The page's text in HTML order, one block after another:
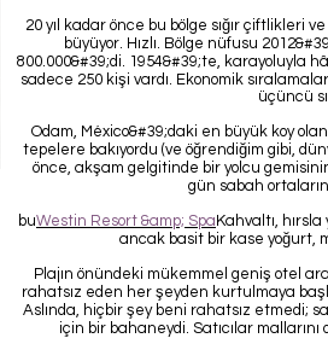
20 yıl kadar önce bu bölge sığır çiftlikleri
büyüyor. Hızlı. Bölge nüfusu
800.000&#39;di. 1954&#39;te, karayoluyla
sadece 250 kişi vardı. Ekonomik
üçüncü
Odam, México&#39;daki en büyük koy
tepelere bakıyordu (ve öğrendiğim gibi,
önce, akşam gelgitinde bir yolcu
gün sabah
buWestin Resort &amp; Spa Kahvaltı,
ancak basit bir kase yoğurt,
Plajın önündeki mükemmel geniş otel
rahatsız eden her şeyden kurtulmaya
Aslında, hiçbir şey beni rahatsız etmedi;
için bir bahaneydi. Satıcılar mallarını